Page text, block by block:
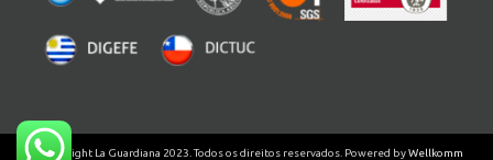
©Copyright La Guardiana 2023. Todos os direitos reservados. Powered byWellkomm